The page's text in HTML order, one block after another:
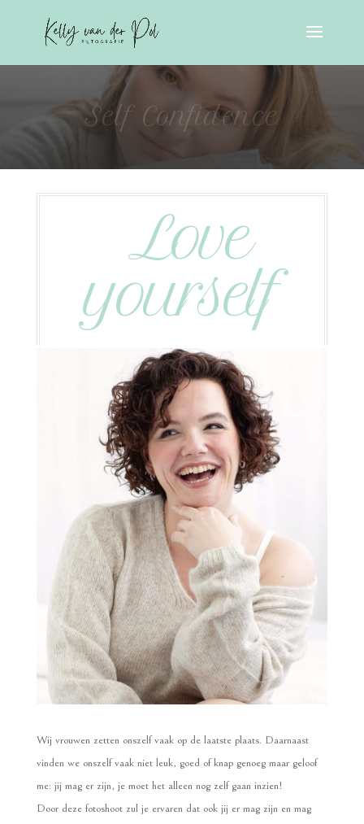
Self Confidence
Love
yourself
Wij vrouwen zetten onszelf vaak op de laatste plaats. Daarnaast
vinden we onszelf vaak niet leuk, goed of knap genoeg maar geloof
me: jij mag er zijn, je moet het alleen nog zelf gaan inzien!
Door deze fotoshoot zul je ervaren dat ook jij er mag zijn en mag